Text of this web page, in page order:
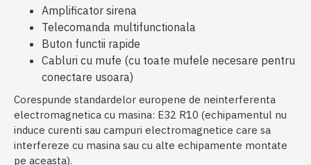
Amplificator sirena
Telecomanda multifunctionala
Buton functii rapide
Cabluri cu mufe (cu toate mufele necesare pentru
conectare usoara)
Corespunde standardelor europene de neinterferenta
electromagnetica cu masina: E32 R10 (echipamentul nu
induce curenti sau campuri electromagnetice care sa
interfereze cu masina sau cu alte echipamente montate
pe aceasta).